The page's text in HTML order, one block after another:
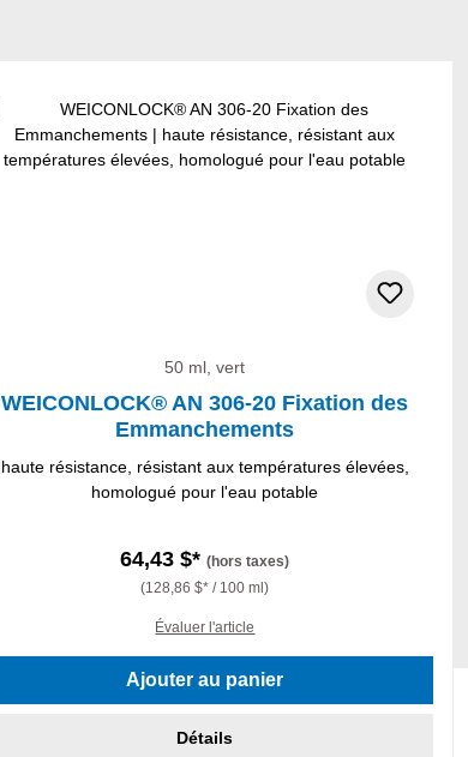
50 ml, vert
WEICONLOCK® AN 306-20 Fixation des
Emmanchements
haute résistance, résistant aux températures élevées,
homologué pour l'eau potable
64,43 $*(hors taxes)
(128,86 $* / 100 ml)
Évaluer l'article
Ajouter au panier
Détails